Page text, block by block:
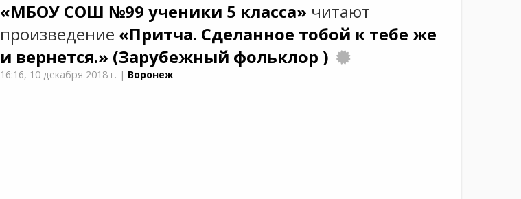
«МБОУ СОШ №99 ученики 5 класса» читают
произведение «Притча. Сделанное тобой к тебе же
и вернется.» (Зарубежный фольклор )
16:16, 10 декабря 2018 г. | Воронеж